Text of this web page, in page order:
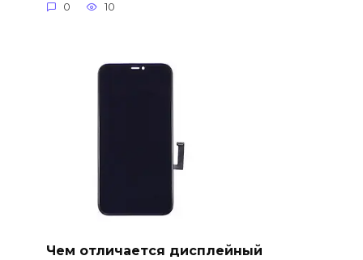
0 10
Чем отличается дисплейный